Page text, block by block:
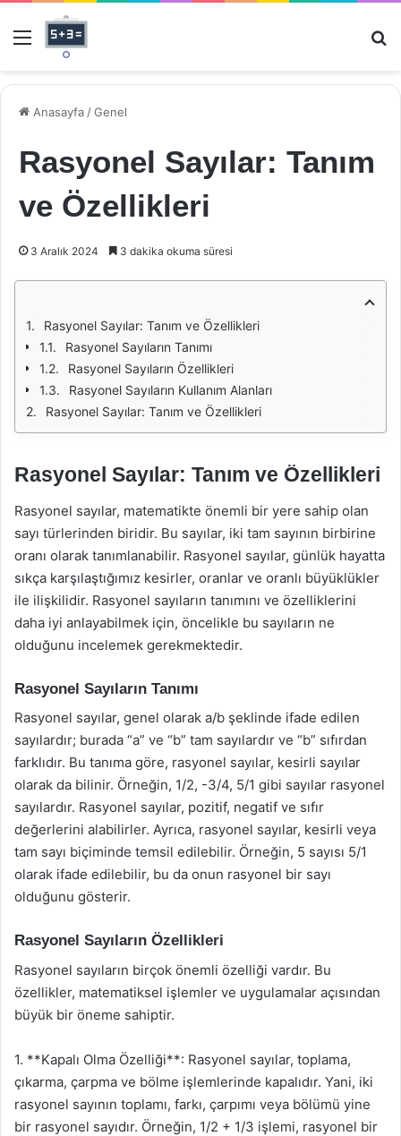
Menü
Anasayfa /Genel
Rasyonel Sayılar: Tanım
ve Özellikleri
3 Aralık 2024 3 dakika okuma süresi
Rasyonel Sayılar: Tanım ve Özellikleri
Rasyonel Sayıların Tanımı
Rasyonel Sayıların Özellikleri
Rasyonel Sayıların Kullanım Alanları
Rasyonel Sayılar: Tanım ve Özellikleri
Rasyonel Sayılar: Tanım ve Özellikleri
Rasyonel sayılar, matematikte önemli bir yere sahip olan
sayı türlerinden biridir. Bu sayılar, iki tam sayının birbirine
oranı olarak tanımlanabilir. Rasyonel sayılar, günlük hayatta
sıkça karşılaştığımız kesirler, oranlar ve oranlı büyüklükler
ile ilişkilidir. Rasyonel sayıların tanımını ve özelliklerini
daha iyi anlayabilmek için, öncelikle bu sayıların ne
olduğunu incelemek gerekmektedir.
Rasyonel Sayıların Tanımı
Rasyonel sayılar, genel olarak a/b şeklinde ifade edilen
sayılardır; burada “a” ve “b” tam sayılardır ve “b” sıfırdan
farklıdır. Bu tanıma göre, rasyonel sayılar, kesirli sayılar
olarak da bilinir. Örneğin, 1/2, -3/4, 5/1 gibi sayılar rasyonel
sayılardır. Rasyonel sayılar, pozitif, negatif ve sıfır
değerlerini alabilirler. Ayrıca, rasyonel sayılar, kesirli veya
tam sayı biçiminde temsil edilebilir. Örneğin, 5 sayısı 5/1
olarak ifade edilebilir, bu da onun rasyonel bir sayı
olduğunu gösterir.
Rasyonel Sayıların Özellikleri
Rasyonel sayıların birçok önemli özelliği vardır. Bu
özellikler, matematiksel işlemler ve uygulamalar açısından
büyük bir öneme sahiptir.
1. **Kapalı Olma Özelliği**: Rasyonel sayılar, toplama,
çıkarma, çarpma ve bölme işlemlerinde kapalıdır. Yani, iki
rasyonel sayının toplamı, farkı, çarpımı veya bölümü yine
bir rasyonel sayıdır. Örneğin, 1/2 + 1/3 işlemi, rasyonel bir